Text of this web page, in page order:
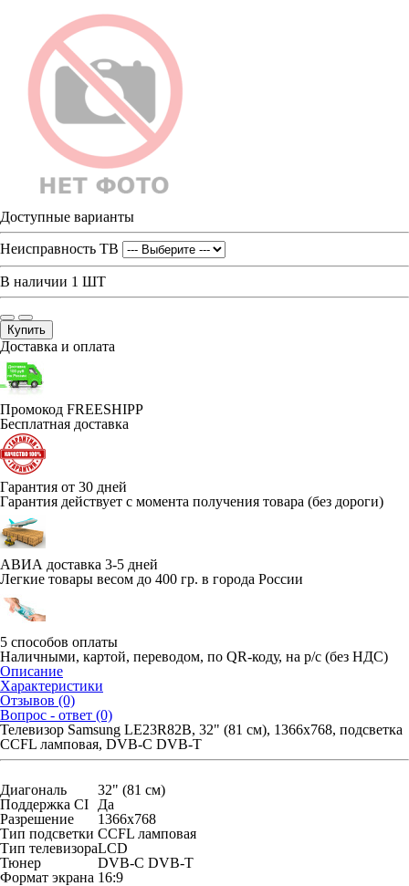
Доступные варианты
Неисправность ТВ
В наличии 1 ШТ
Купить
Доставка и оплата
Промокод FREESHIPP
Бесплатная доставка
Гарантия от 30 дней
Гарантия действует с момента получения товара (без дороги)
АВИА доставка 3-5 дней
Легкие товары весом до 400 гр. в города России
5 способов оплаты
Наличными, картой, переводом, по QR-коду, на р/с (без НДС)
Описание
Характеристики
Отзывов (0)
Вопрос - ответ (0)
Телевизор Samsung LE23R82B, 32" (81 см), 1366x768, подсветка
CCFL ламповая, DVB-C DVB-T
Диагональ
32" (81 см)
Поддержка CI
Да
Разрешение
1366x768
Тип подсветки CCFL ламповая
Тип телевизораLCD
Тюнер
DVB-C DVB-T
Формат экрана 16:9